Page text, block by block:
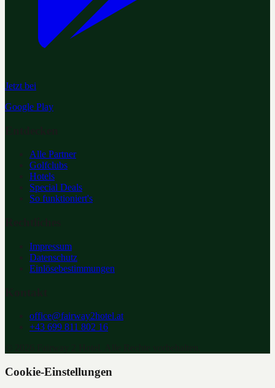
Jetzt bei
Google Play
Alle Partner
Golfclubs
Hotels
Special Deals
So funktioniert's
Impressum
Datenschutz
Einlösebestimmungen
office@fairway2hotel.at
+43 699 811 802 16
Cookie-Einstellungen